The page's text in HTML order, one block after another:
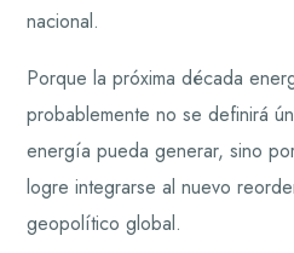
nacional.
Porque la próxima década
probablemente no se definirá
energía pueda generar, sino
logre integrarse al nuevo
geopolítico global.